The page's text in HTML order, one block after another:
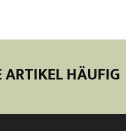
ARTIKEL HÄUFIG